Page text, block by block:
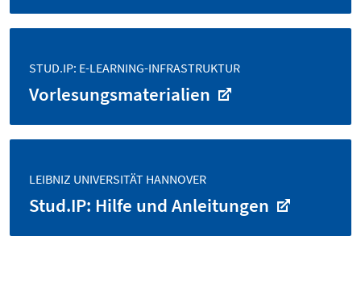
STUD.IP: E-LEARNING-INFRASTRUKTUR
Vorlesungsmaterialien
LEIBNIZ UNIVERSITÄT HANNOVER
Stud.IP: Hilfe und Anleitungen